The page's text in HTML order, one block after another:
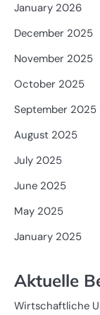
January 2026
December 2025
November 2025
October 2025
September 2025
August 2025
July 2025
June 2025
May 2025
January 2025
Aktuelle
Wirtschaftliche